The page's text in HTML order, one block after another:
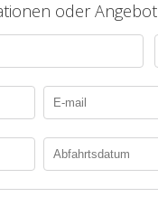
oder Angebot